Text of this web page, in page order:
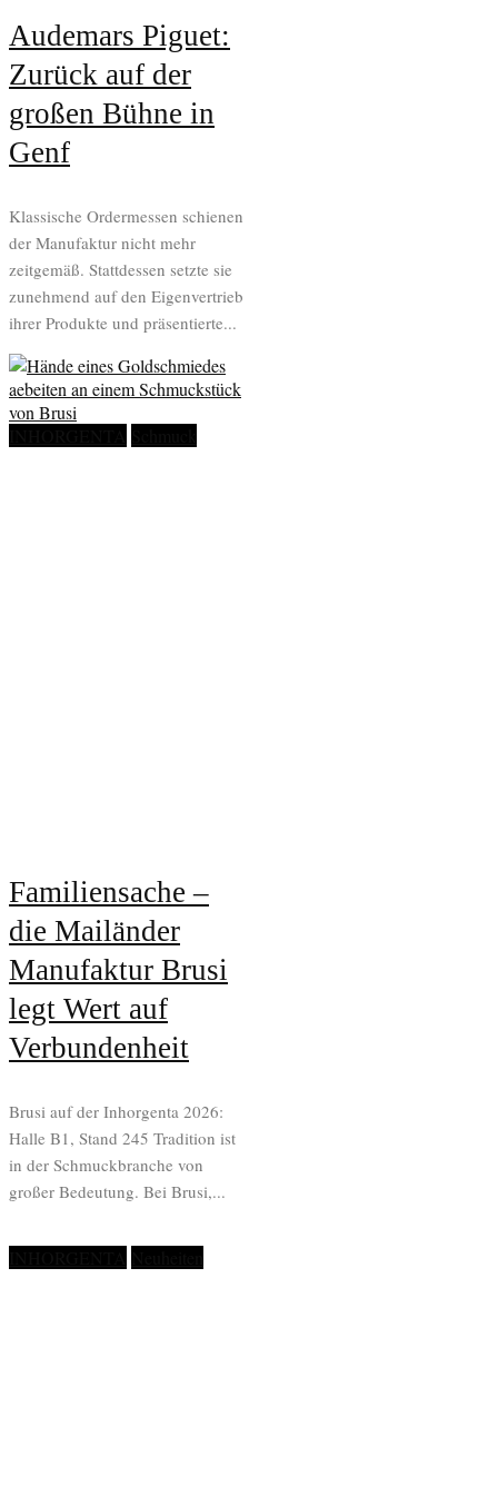
Audemars Piguet:
Zurück auf der
großen Bühne in
Genf
Klassische Ordermessen schienen
der Manufaktur nicht mehr
zeitgemäß. Stattdessen setzte sie
zunehmend auf den Eigenvertrieb
ihrer Produkte und präsentierte...
Familiensache –
die Mailänder
Manufaktur Brusi
legt Wert auf
Verbundenheit
Brusi auf der Inhorgenta 2026:
Halle B1, Stand 245 Tradition ist
in der Schmuckbranche von
großer Bedeutung. Bei Brusi,...